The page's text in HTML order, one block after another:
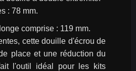
: 78 mm.
comprise : 119 mm.
cette douille d'écrou de
place et une réduction du
l'outil idéal pour les kits